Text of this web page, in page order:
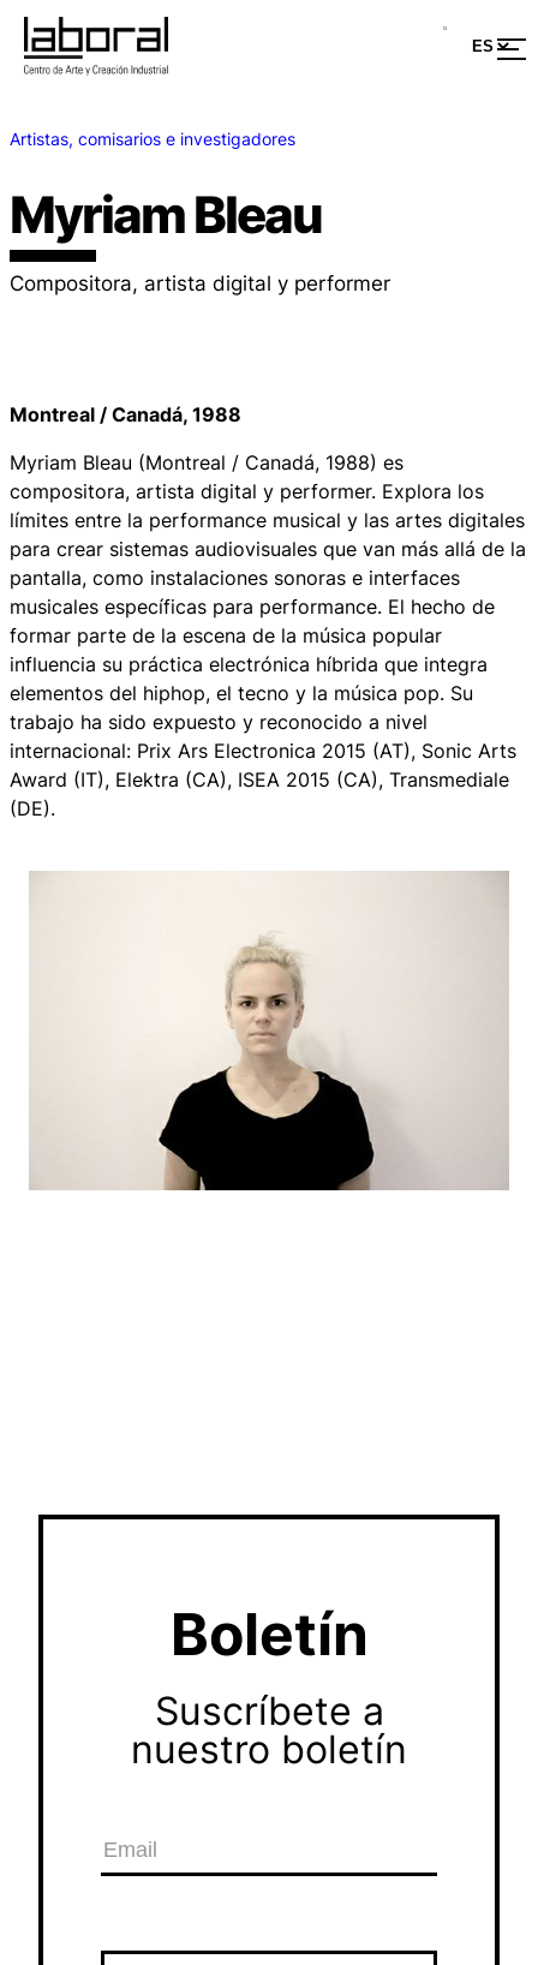
Artistas, comisarios e investigadores
Myriam Bleau
Compositora, artista digital y performer
Montreal / Canadá, 1988
Myriam Bleau (Montreal / Canadá, 1988) es
compositora, artista digital y performer. Explora los
límites entre la performance musical y las artes digitales
para crear sistemas audiovisuales que van más allá de la
pantalla, como instalaciones sonoras e interfaces
musicales específicas para performance. El hecho de
formar parte de la escena de la música popular
influencia su práctica electrónica híbrida que integra
elementos del hiphop, el tecno y la música pop. Su
trabajo ha sido expuesto y reconocido a nivel
internacional: Prix Ars Electronica 2015 (AT), Sonic Arts
Award (IT), Elektra (CA), ISEA 2015 (CA), Transmediale
(DE).
Boletín
Suscríbete a
nuestro boletín